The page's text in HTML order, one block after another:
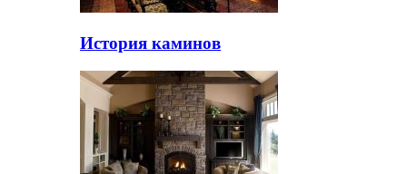
История каминов